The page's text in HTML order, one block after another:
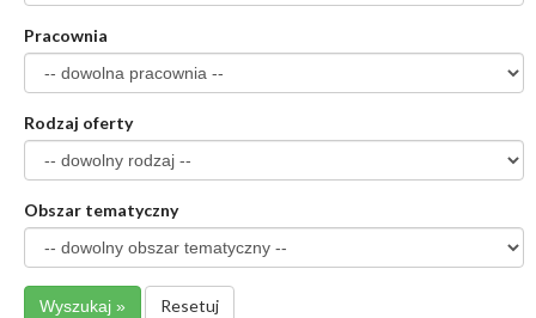
Pracownia
Rodzaj oferty
Obszar tematyczny
Resetuj